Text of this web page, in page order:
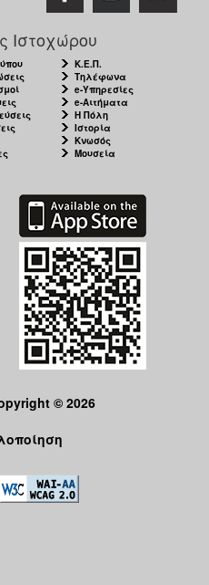
Ιστοχώρου
Κ.Ε.Π.
Τηλέφωνα
e-Υπηρεσίες
e-Αιτήματα
Η Πόλη
Ιστορία
Κνωσός
Μουσεία
© 2026